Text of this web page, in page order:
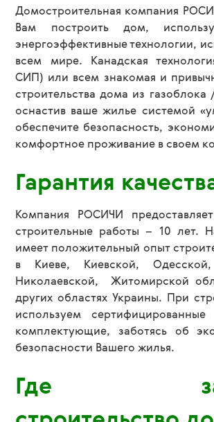
Домостроительная компания
Вам построить дом,
энергоэффективные технологии,
всем мире. Канадская
СИП) или всем знакомая и
строительства дома из
оснастив ваше жилье системой
обеспечите безопасность,
комфортное проживание в своем
Гарантия
Компания РОСИЧИ
строительные работы – 10 лет.
имеет положительный опыт
в Киеве, Киевской, Одесской,
Николаевской, Житомирской
других областях Украины. При
используем
комплектующие, заботясь об
безопасности Вашего жилья.
Где